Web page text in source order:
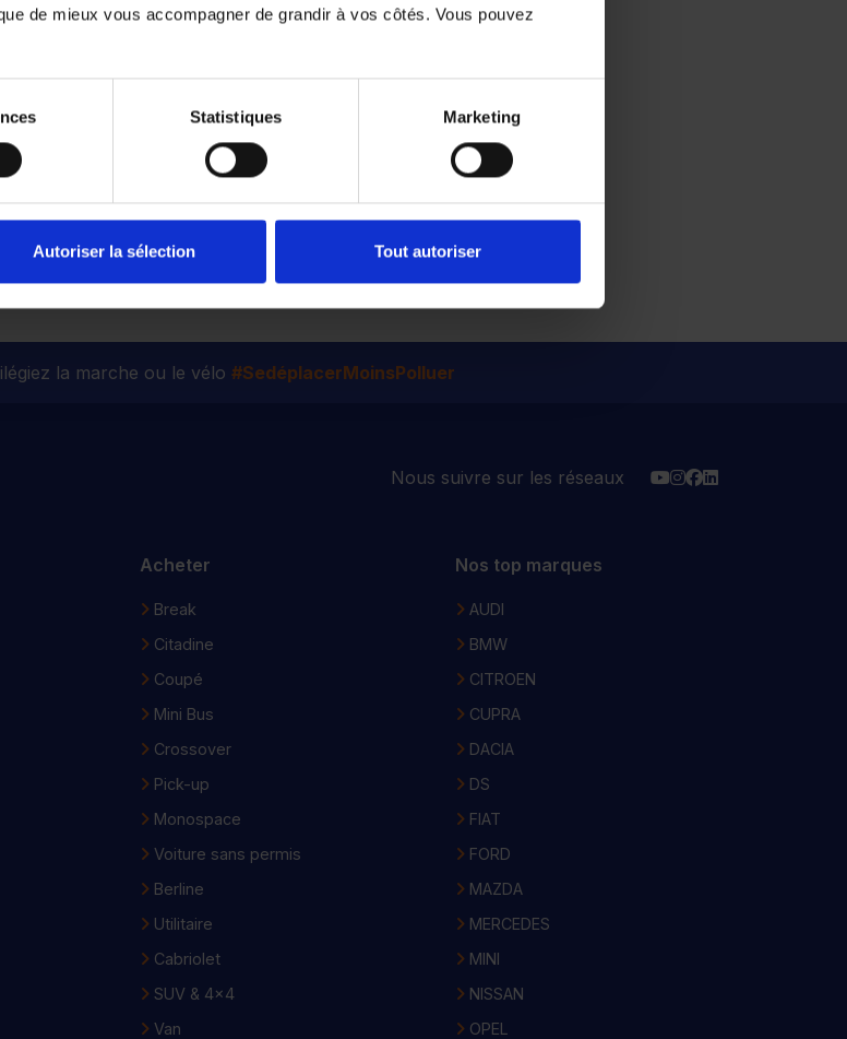
de mieux vous accompagner de grandir à vos côtés. Vous pouvez
Statistiques Marketing
Autoriser la sélection Tout autoriser
la marche ou le vélo #SedéplacerMoinsPolluer
Nous suivre sur les réseaux YouTube
Instagram
Facebook
Linkedin
Acheter
Break
Citadine
Coupé
Mini Bus
Crossover
Pick-up
Monospace
Voiture sans permis
Berline
Utilitaire
Cabriolet
SUV & 4x4
Van
Nos top marques
AUDI
BMW
CITROEN
CUPRA
DACIA
DS
FIAT
FORD
MAZDA
MERCEDES
MINI
NISSAN
OPEL